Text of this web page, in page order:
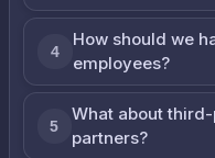
4
How should we
employees?
5
What about
partners?